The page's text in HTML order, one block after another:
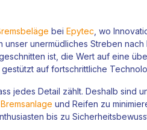
bei Epytec , wo
unermüdliches Streben
ist, die Wert auf eine
auf fortschrittliche
jedes Detail zählt. Deshalb sind
Bremsanlage und Reifen zu
bis zu